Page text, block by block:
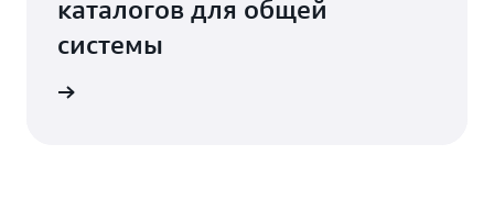
каталогов для общей
системы